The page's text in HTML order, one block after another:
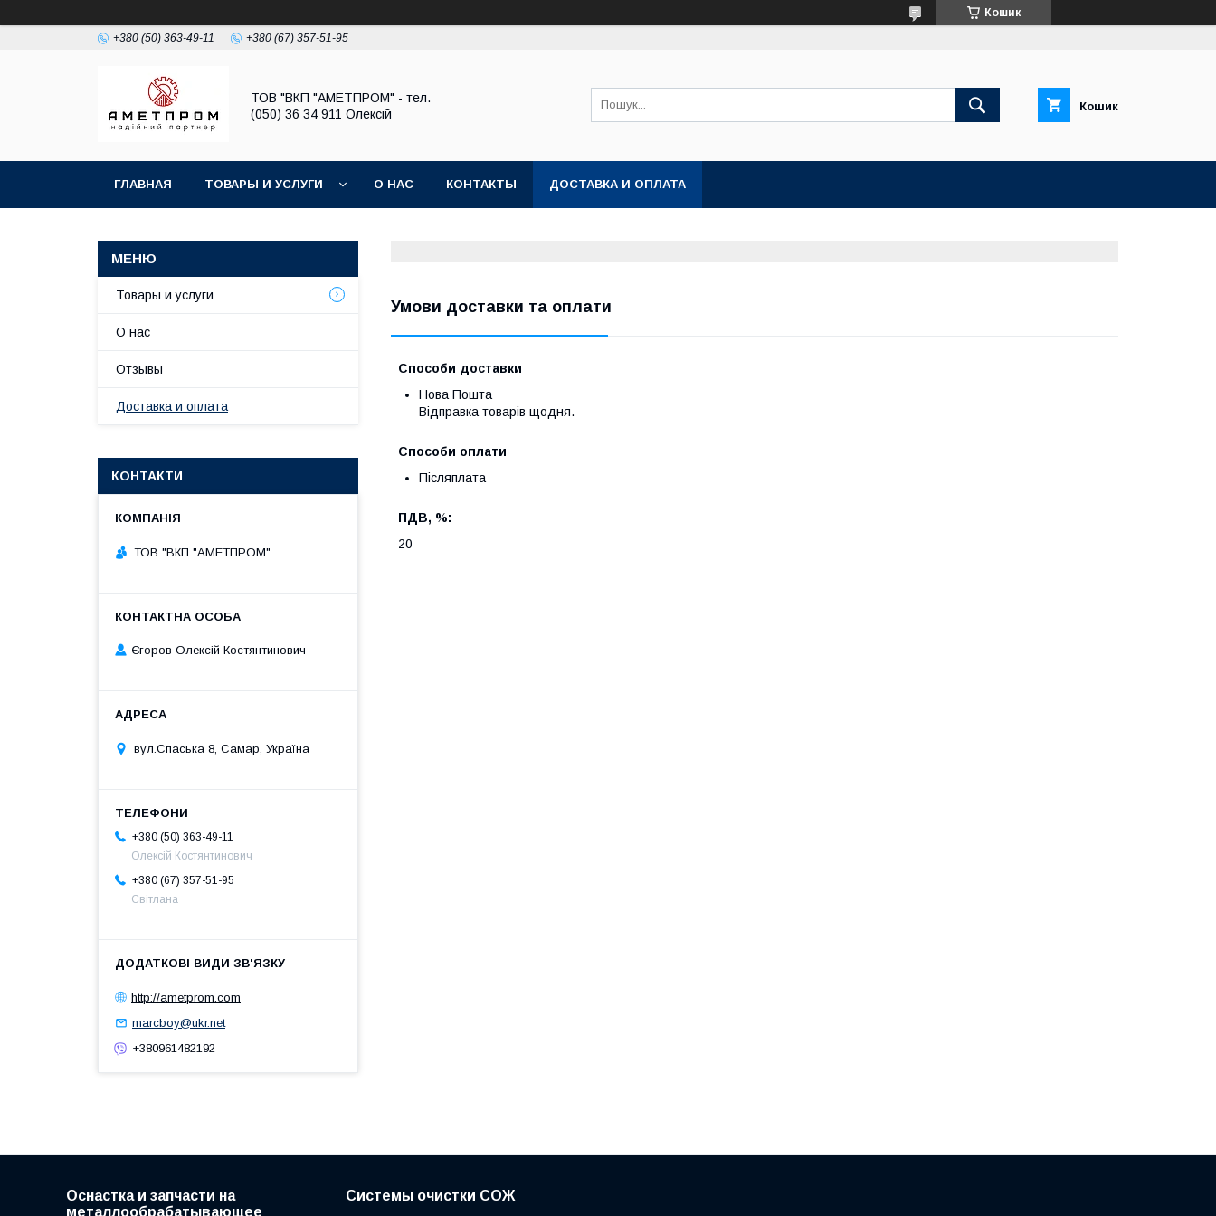
Кошик
+380 (50) 363-49-11 +380 (67) 357-51-95
ТОВ "ВКП "АМЕТПРОМ" - тел.
(050) 36 34 911 Олексій
Кошик
ГЛАВНАЯ ТОВАРЫ И УСЛУГИ О НАС КОНТАКТЫ ДОСТАВКА И ОПЛАТА
Умови доставки та оплати
Способи доставки
Нова Пошта
Відправка товарів щодня.
Способи оплати
Післяплата
ПДВ, %:
20
Товары и услуги
О нас
Отзывы
Доставка и оплата
КОНТАКТИ
ТОВ "ВКП "АМЕТПРОМ"
Єгоров Олексій Костянтинович
вул.Спаська 8, Самар, Україна
+380 (50) 363-49-11
Олексій Костянтинович
+380 (67) 357-51-95
Світлана
http://ametprom.com
marcboy@ukr.net
+380961482192
Оснастка и запчасти на
металлообрабатывающее
Системы очистки СОЖ